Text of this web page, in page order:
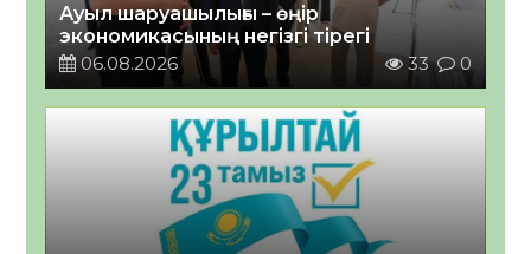
Ауыл шаруашылығы – өңір
экономикасының негізгі тірегі
06.08.2026
33 0